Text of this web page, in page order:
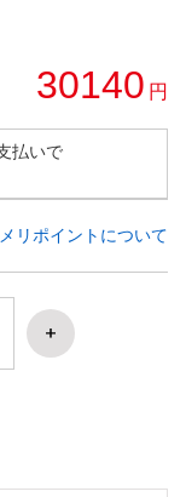
30140 円
払いで
リポイントについて